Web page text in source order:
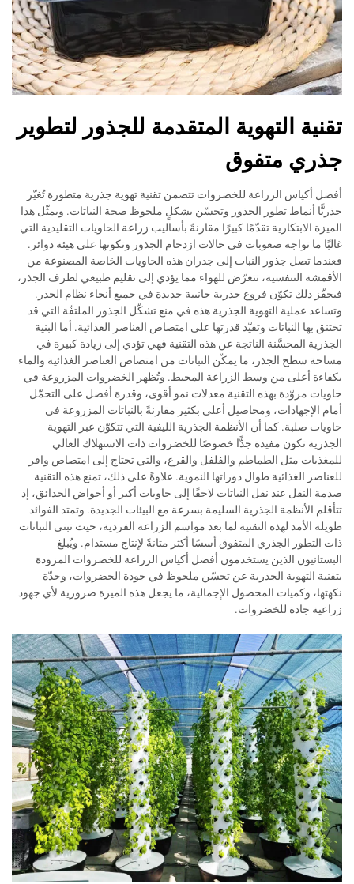
تقنية التهوية المتقدمة للجذور لتطوير
جذري متفوق
أفضل أكياس الزراعة للخضروات تتضمن تقنية تهوية جذرية متطورة تُغيّر
جذريًّا أنماط تطور الجذور وتحسّن بشكلٍ ملحوظ صحة النباتات. ويمثّل هذا
الميزة الابتكارية تقدّمًا كبيرًا مقارنةً بأساليب زراعة الحاويات التقليدية التي
غالبًا ما تواجه صعوبات في حالات ازدحام الجذور وتكونها على هيئة دوائر.
فعندما تصل جذور النبات إلى جدران هذه الحاويات الخاصة المصنوعة من
الأقمشة التنفسية، تتعرّض للهواء مما يؤدي إلى تقليم طبيعي لطرف الجذر،
فيحفّز ذلك تكوّن فروع جذرية جانبية جديدة في جميع أنحاء نظام الجذر.
وتساعد عملية التهوية الجذرية هذه في منع تشكّل الجذور الملتفّة التي قد
تختنق بها النباتات وتقيّد قدرتها على امتصاص العناصر الغذائية. أما البنية
الجذرية المحسَّنة الناتجة عن هذه التقنية فهي تؤدي إلى زيادة كبيرة في
مساحة سطح الجذر، ما يمكّن النباتات من امتصاص العناصر الغذائية والماء
بكفاءة أعلى من وسط الزراعة المحيط. وتُظهر الخضروات المزروعة في
حاويات مزوّدة بهذه التقنية معدلات نمو أقوى، وقدرة أفضل على التحمّل
أمام الإجهادات، ومحاصيل أعلى بكثير مقارنةً بالنباتات المزروعة في
حاويات صلبة. كما أن الأنظمة الجذرية الليفية التي تتكوّن عبر التهوية
الجذرية تكون مفيدة جدًّا خصوصًا للخضروات ذات الاستهلاك العالي
للمغذيات مثل الطماطم والفلفل والقرع، والتي تحتاج إلى امتصاص وافر
للعناصر الغذائية طوال دوراتها النموية. علاوةً على ذلك، تمنع هذه التقنية
صدمة النقل عند نقل النباتات لاحقًا إلى حاويات أكبر أو أحواض الحدائق، إذ
تتأقلم الأنظمة الجذرية السليمة بسرعة مع البيئات الجديدة. وتمتد الفوائد
طويلة الأمد لهذه التقنية لما بعد مواسم الزراعة الفردية، حيث تبني النباتات
ذات التطور الجذري المتفوق أسسًا أكثر متانةً لإنتاج مستدام. ويُبلغ
البستانيون الذين يستخدمون أفضل أكياس الزراعة للخضروات المزودة
بتقنية التهوية الجذرية عن تحسّن ملحوظ في جودة الخضروات، وحدّة
نكهتها، وكميات المحصول الإجمالية، ما يجعل هذه الميزة ضرورية لأي جهود
زراعية جادة للخضروات.